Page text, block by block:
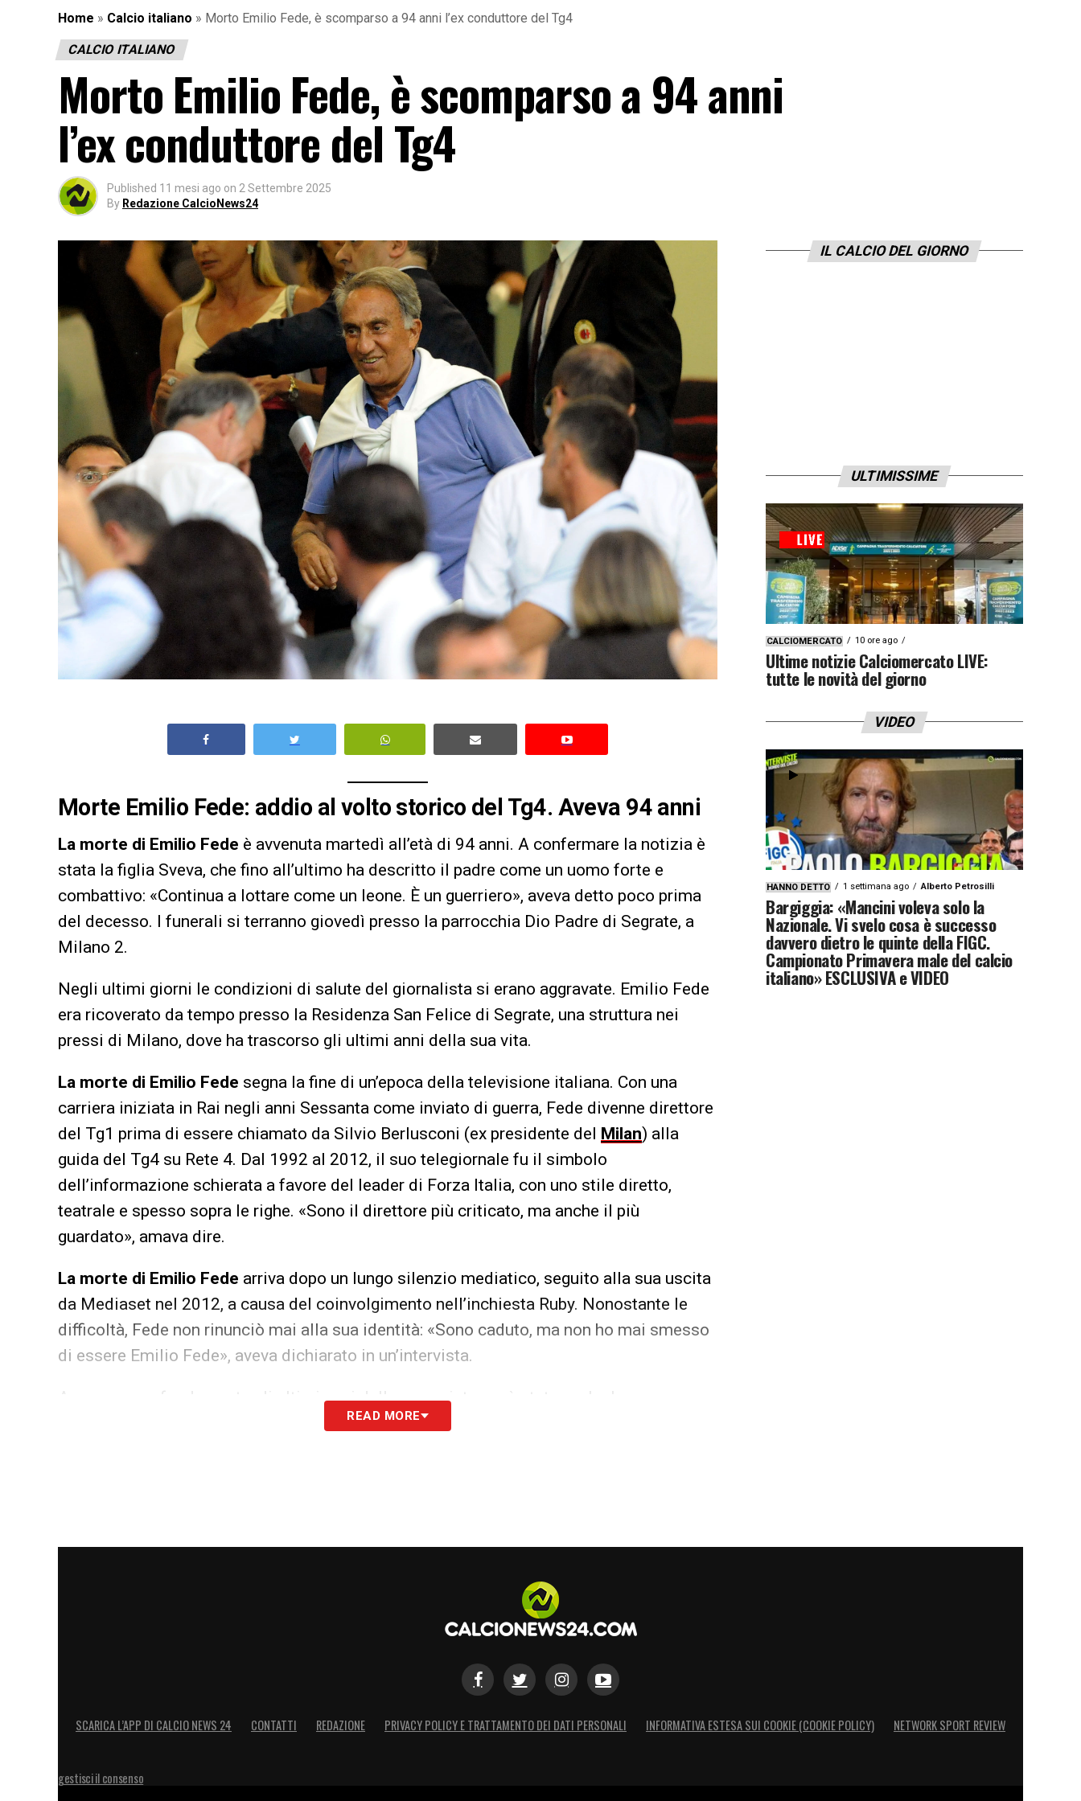
Home » Calcio italiano » Morto Emilio Fede, è scomparso a 94 anni l’ex conduttore del Tg4
CALCIO ITALIANO
Morto Emilio Fede, è scomparso a 94 anni
l’ex conduttore del Tg4
Published 11 mesi ago on 2 Settembre 2025
By Redazione CalcioNews24
Morte Emilio Fede: addio al volto storico del Tg4. Aveva 94 anni
La morte di Emilio Fede è avvenuta martedì all’età di 94 anni. A confermare la notizia è
stata la figlia Sveva, che fino all’ultimo ha descritto il padre come un uomo forte e
combattivo: «Continua a lottare come un leone. È un guerriero», aveva detto poco prima
del decesso. I funerali si terranno giovedì presso la parrocchia Dio Padre di Segrate, a
Milano 2.
Negli ultimi giorni le condizioni di salute del giornalista si erano aggravate. Emilio Fede
era ricoverato da tempo presso la Residenza San Felice di Segrate, una struttura nei
pressi di Milano, dove ha trascorso gli ultimi anni della sua vita.
La morte di Emilio Fede segna la fine di un’epoca della televisione italiana. Con una
carriera iniziata in Rai negli anni Sessanta come inviato di guerra, Fede divenne direttore
del Tg1 prima di essere chiamato da Silvio Berlusconi (ex presidente del Milan) alla
guida del Tg4 su Rete 4. Dal 1992 al 2012, il suo telegiornale fu il simbolo
dell’informazione schierata a favore del leader di Forza Italia, con uno stile diretto,
teatrale e spesso sopra le righe. «Sono il direttore più criticato, ma anche il più
guardato», amava dire.
La morte di Emilio Fede arriva dopo un lungo silenzio mediatico, seguito alla sua uscita
da Mediaset nel 2012, a causa del coinvolgimento nell’inchiesta Ruby. Nonostante le
difficoltà, Fede non rinunciò mai alla sua identità: «Sono caduto, ma non ho mai smesso
di essere Emilio Fede», aveva dichiarato in un’intervista.
A segnare profondamente gli ultimi anni della sua esistenza è stata anche la scomparsa
della moglie Diana De Feo, giornalista e parlamentare di Forza Italia, sposata nel 1963.
protagonista indiscusso della televisione italiana del Novecento.
READ MORE
IL CALCIO DEL GIORNO
ULTIMISSIME
CALCIOMERCATO 10 ore ago
Ultime notizie Calciomercato LIVE:
tutte le novità del giorno
VIDEO
HANNO DETTO 1 settimana ago Alberto Petrosilli
Bargiggia: «Mancini voleva solo la
Nazionale. Vi svelo cosa è successo
davvero dietro le quinte della FIGC.
Campionato Primavera male del calcio
italiano» ESCLUSIVA e VIDEO
SCARICA L’APP DI CALCIO NEWS 24 CONTATTI REDAZIONE PRIVACY POLICY E TRATTAMENTO DEI DATI PERSONALI INFORMATIVA ESTESA SUI COOKIE (COOKIE POLICY) NETWORK SPORT REVIEW
gestisci il consenso